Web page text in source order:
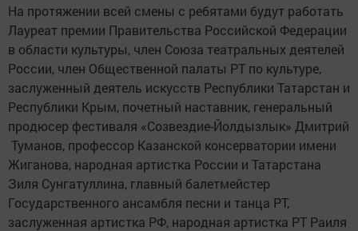
На протяжении всей смены с ребятами будут работать
Лауреат премии Правительства Российской Федерации
в области культуры, член Союза театральных деятелей
России, член Общественной палаты РТ по культуре,
заслуженный деятель искусств Республики Татарстан и
Республики Крым, почетный наставник, генеральный
продюсер фестиваля «Созвездие-Йолдызлык» Дмитрий
Туманов, профессор Казанской консерватории имени
Жиганова, народная артистка России и Татарстана
Зиля Сунгатуллина, главный балетмейстер
Государственного ансамбля песни и танца РТ,
заслуженная артистка РФ, народная артистка РТ Раиля